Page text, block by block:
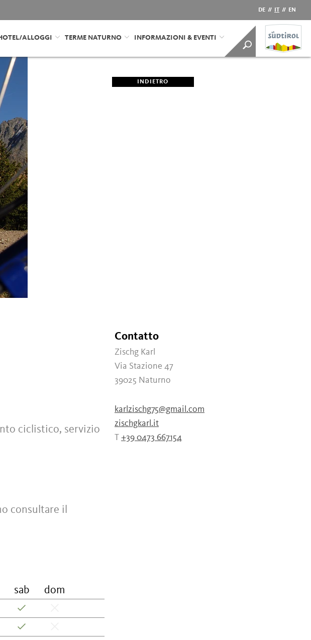
DE // IT // EN
ALLOGGI TERME NATURNO INFORMAZIONI & EVENTI
INDIETRO
ciclistico, servizio
consultare il
sab
dom
Contatto
Zischg Karl
Via Stazione 47
39025 Naturno
karlzischg75@gmail.com
zischgkarl.it
T +39 0473 667154